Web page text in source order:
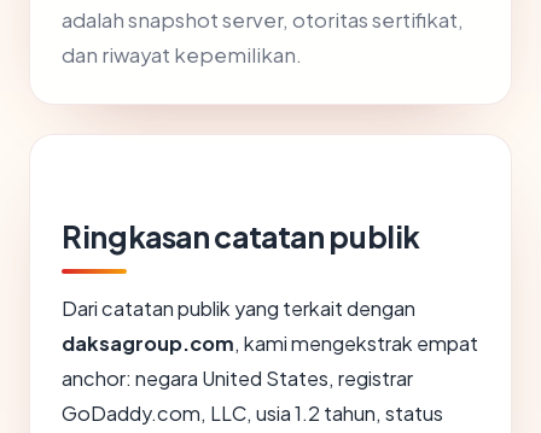
adalah snapshot server, otoritas sertifikat,
dan riwayat kepemilikan.
Ringkasan catatan publik
Dari catatan publik yang terkait dengan
daksagroup.com, kami mengekstrak empat
anchor: negara United States, registrar
GoDaddy.com, LLC, usia 1.2 tahun, status